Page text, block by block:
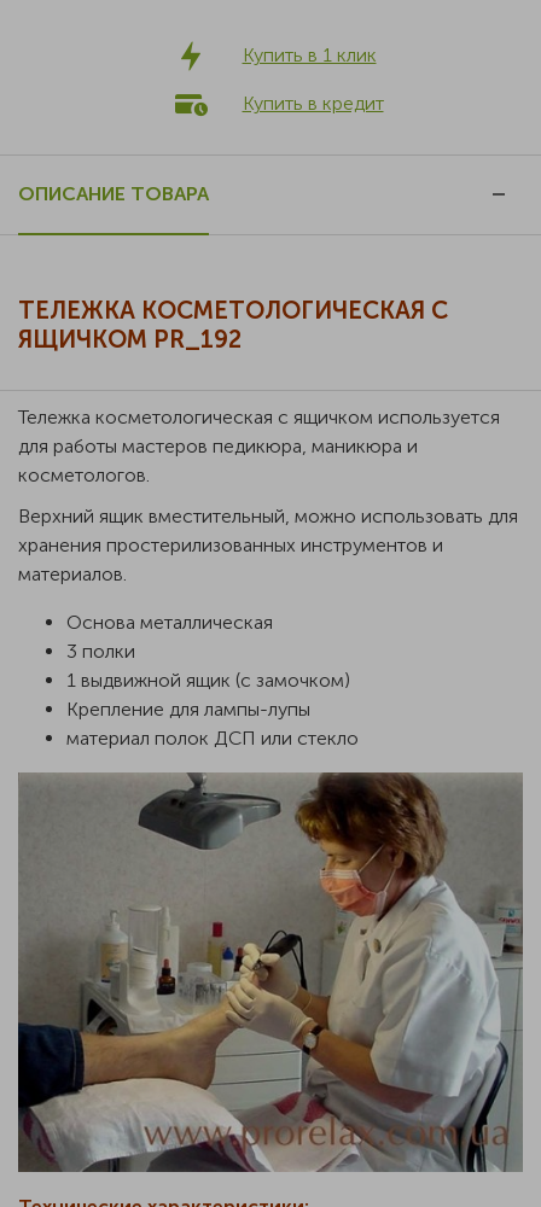
Купить в 1 клик
Купить в кредит
ОПИСАНИЕ ТОВАРА
ТЕЛЕЖКА КОСМЕТОЛОГИЧЕСКАЯ С
ЯЩИЧКОМ PR_192
Тележка косметологическая с ящичком используется
для работы мастеров педикюра, маникюра и
косметологов.
Верхний ящик вместительный, можно использовать для
хранения простерилизованных инструментов и
материалов.
Основа металлическая
3 полки
1 выдвижной ящик (с замочком)
Крепление для лампы-лупы
материал полок ДСП или стекло